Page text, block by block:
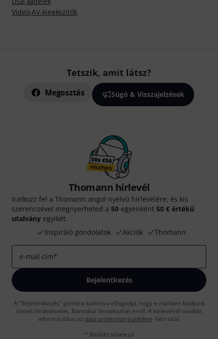
Videó-AV-kiegészítők
Tetszik, amit látsz?
Megosztás Súgó & Visszajelzések
Thomann hírlevél
Iratkozz fel a Thomann angol nyelvű hírlevelére, és kis
szerencsével megnyerheted a 50 egyenként 50 € értékű
utalvány egyikét.
Inspiráló gondolatok
Akciók Thomann
e-mail cím*
Bejelentkezés
A "Bejelentkezés" gombra kattintva elfogadja, hogy e-mailben küldjünk
önnek hirdetéseket. Bármikor leiratkozhat erről. A hírlevélről további
információkat az data protection guideline -ben talál.
* Kitöltés kötelező